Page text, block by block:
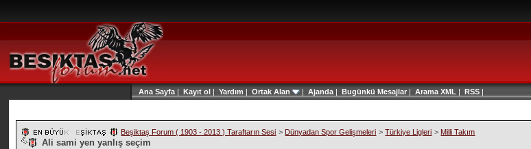
Ana Sayfa | Kayıt ol | Yardım | Ortak Alan | Ajanda | Bugünkü Mesajlar| Arama XML | RSS |
Beşiktaş Forum ( 1903 - 2013 ) Taraftarın Sesi > Dünyadan Spor Gelişmeleri >Türkiye Ligleri > Milli Takım
Ali sami yen yanlış seçim